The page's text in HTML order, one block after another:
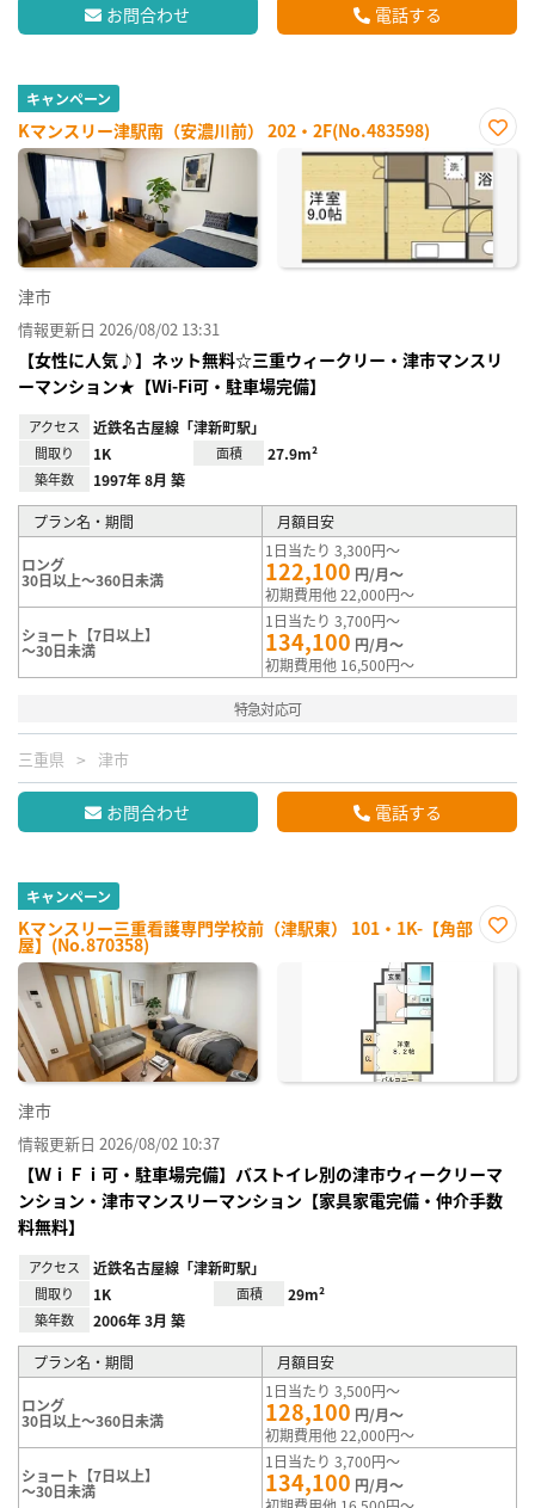
お問合わせ 電話する
キャンペーン
Kマンスリー津駅南（安濃川前） 202・2F(No.483598)
お気
に入
り登
録
津市
情報更新日 2026/08/02 13:31
【女性に人気♪】ネット無料☆三重ウィークリー・津市マンスリ
ーマンション★【Wi-Fi可・駐車場完備】
アクセス 近鉄名古屋線「津新町駅」
間取り 1K 面積 27.9m²
築年数 1997年 8月 築
プラン名・期間 月額目安
ロング
30日以上～360日未満
1日当たり 3,300円～
122,100 円/月～
初期費用他 22,000円～
ショート【7日以上】
～30日未満
1日当たり 3,700円～
134,100 円/月～
初期費用他 16,500円～
特急対応可
三重県 津市
お問合わせ 電話する
キャンペーン
Kマンスリー三重看護専門学校前（津駅東） 101・1K-【角部
屋】(No.870358)
に入
津市
情報更新日 2026/08/02 10:37
【ＷｉＦｉ可・駐車場完備】バストイレ別の津市ウィークリーマ
ンション・津市マンスリーマンション【家具家電完備・仲介手数
料無料】
アクセス 近鉄名古屋線「津新町駅」
間取り 1K 面積 29m²
築年数 2006年 3月 築
プラン名・期間 月額目安
ロング
30日以上～360日未満
1日当たり 3,500円～
128,100 円/月～
初期費用他 22,000円～
ショート【7日以上】
～30日未満
1日当たり 3,700円～
134,100 円/月～